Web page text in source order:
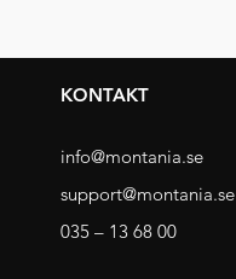
KONTAKT
info@montania.se
support@montania.se
035 – 13 68 00